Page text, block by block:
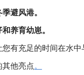
避风港。
养育幼崽。
有充足的时间在水中
其他亮点。